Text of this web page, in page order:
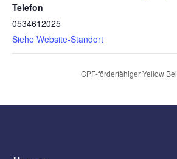
Telefon
0534612025
Siehe Website-Standort
CPF-förderfähiger Yellow